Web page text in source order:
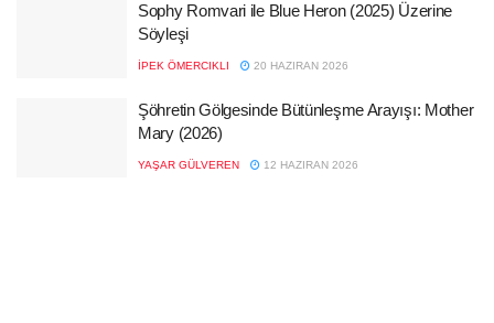
Sophy Romvari ile Blue Heron (2025) Üzerine
Söyleşi
İPEK ÖMERCIKLI 20 HAZIRAN 2026
Şöhretin Gölgesinde Bütünleşme Arayışı: Mother
Mary (2026)
YAŞAR GÜLVEREN 12 HAZIRAN 2026